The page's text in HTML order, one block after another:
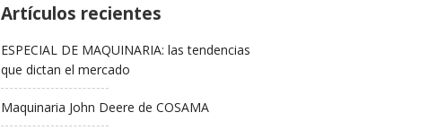
Artículos recientes
ESPECIAL DE MAQUINARIA: las tendencias
que dictan el mercado
Maquinaria John Deere de COSAMA